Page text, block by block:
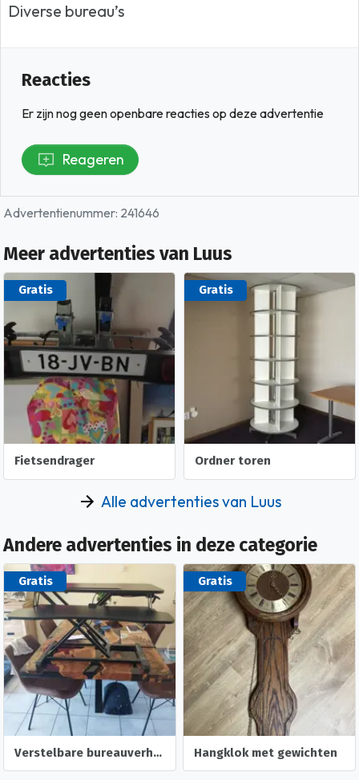
Diverse bureau’s
Reacties
Er zijn nog geen openbare reacties op deze advertentie
Reageren
Advertentienummer: 241646
Meer advertenties van Luus
Gratis
Fietsendrager
Gratis
Ordner toren
Alle advertenties van Luus
Andere advertenties in deze categorie
Gratis
Verstelbare bureauverhoger
Gratis
Hangklok met gewichten